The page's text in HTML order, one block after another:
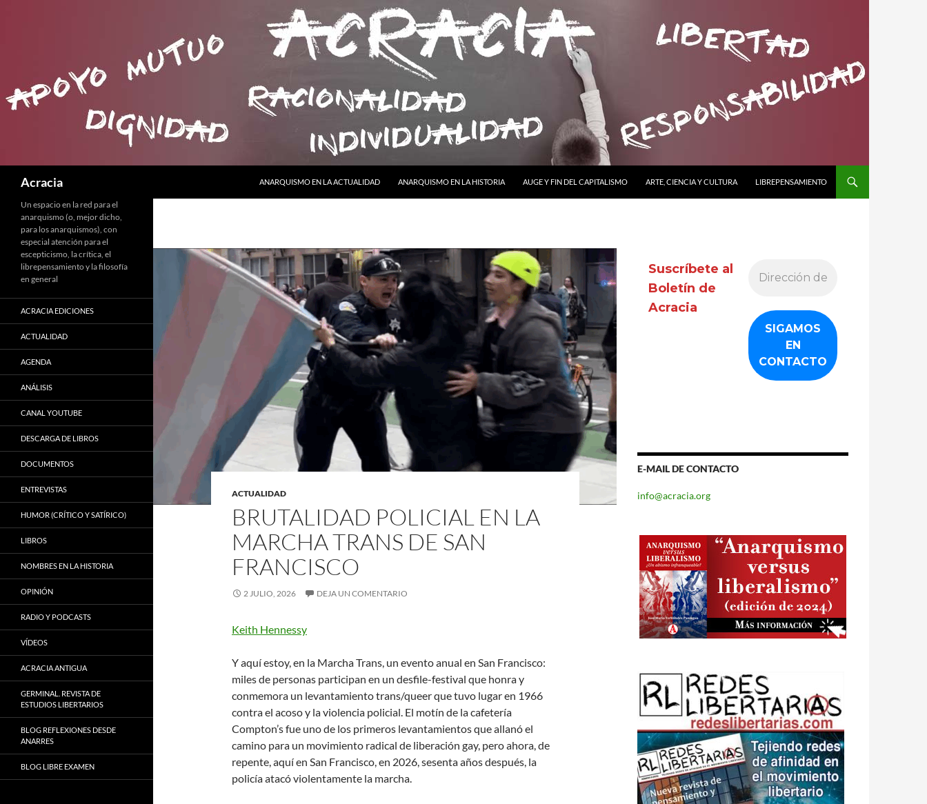
Acracia
ANARQUISMO EN LA ACTUALIDAD
ANARQUISMO EN LA HISTORIA AUGE Y FIN DEL CAPITALISMO ARTE, CIENCIA Y CULTURA LIBREPENSAMIENTO
ACTUALIDAD
BRUTALIDAD POLICIAL EN LA
MARCHA TRANS DE SAN
FRANCISCO
2 JULIO, 2026 DEJA UN COMENTARIO
Keith Hennessy
Y aquí estoy, en la Marcha Trans, un evento anual en San Francisco:
miles de personas participan en un desfile-festival que honra y
conmemora un levantamiento trans/queer que tuvo lugar en 1966
contra el acoso y la violencia policial. El motín de la cafetería
Compton’s fue uno de los primeros levantamientos que allanó el
camino para un movimiento radical de liberación gay, pero ahora, de
repente, aquí en San Francisco, en 2026, sesenta años después, la
policía atacó violentamente la marcha.
Suscríbete al
Boletín de
Acracia
E-MAIL DE CONTACTO
info@acracia.org
Un espacio en la red para el
anarquismo (o, mejor dicho,
para los anarquismos), con
especial atención para el
escepticismo, la crítica, el
librepensamiento y la filosofía
en general
ACRACIA EDICIONES
ACTUALIDAD
AGENDA
ANÁLISIS
CANAL YOUTUBE
DESCARGA DE LIBROS
DOCUMENTOS
ENTREVISTAS
HUMOR (CRÍTICO Y SATÍRICO)
LIBROS
NOMBRES EN LA HISTORIA
OPINIÓN
RADIO Y PODCASTS
VÍDEOS
ACRACIA ANTIGUA
GERMINAL. REVISTA DE
ESTUDIOS LIBERTARIOS
BLOG REFLEXIONES DESDE
ANARRES
BLOG LIBRE EXAMEN